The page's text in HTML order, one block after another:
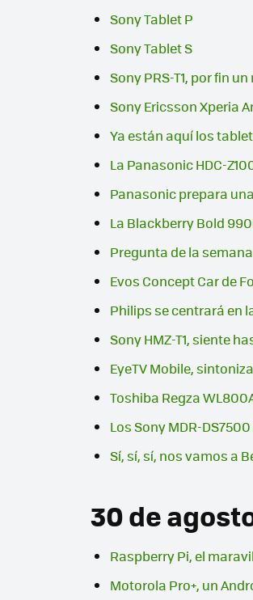
Sony Tablet P
Sony Tablet S
Sony PRS-T1, por fin
Sony Ericsson Xperia
Ya están aquí los
La Panasonic HDC-
Panasonic prepara
La Blackberry Bold
Pregunta de la
Evos Concept Car de
Philips se centrará en
Sony HMZ-T1, siente
EyeTV Mobile,
Toshiba Regza
Los Sony MDR-
Sí, sí, sí, nos vamos a
30 de
Raspberry Pi, el
Motorola Pro+, un